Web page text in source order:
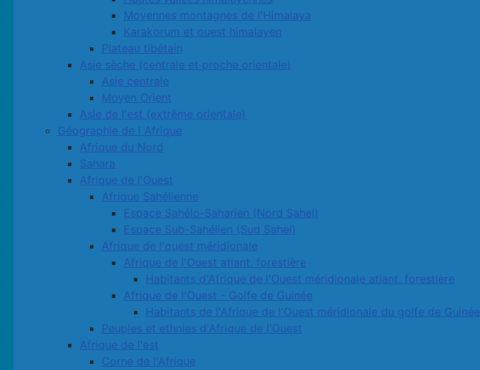
Moyennes montagnes de l'Himalaya
Karakorum et ouest himalayen
Plateau tibétain
Asie sèche (centrale et proche orientale)
Asie centrale
Moyen Orient
Asie de l'est (extrême orientale)
Géographie de l Afrique
Afrique du Nord
Sahara
Afrique de l'Ouest
Afrique Sahélienne
Espace Sahélo-Saharien (Nord Sahel)
Espace Sub-Sahélien (Sud Sahel)
Afrique de l'ouest méridionale
Afrique de l'Ouest atlant. forestière
Habitants d'Afrique de l'Ouest méridionale atlant. forestière
Afrique de l'Ouest - Golfe de Guinée
Habitants de l'Afrique de l'Ouest méridionale du golfe de Guinée
Peuples et ethnies d'Afrique de l'Ouest
Afrique de l'est
Corne de l'Afrique